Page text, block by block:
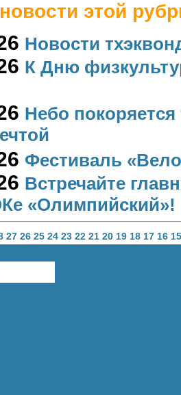
этой
Новости
К Дню
Небо покоряется
Фестиваль
Встречайте
«Олимпийский»!
27 26 25 24 23 22 21 20 19 18 17 16 15